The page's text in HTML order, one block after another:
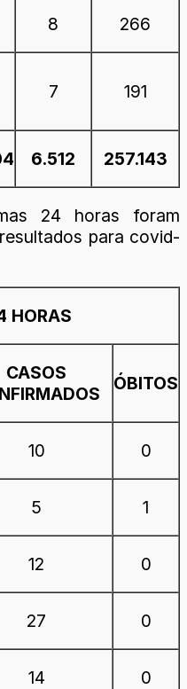
8 266
7 191
6.512 257.143
24 horas foram
para covid-
HORAS
CASOS
ÓBITOS
10 0
5 1
12 0
27 0
14 0